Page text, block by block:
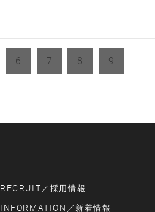
6 7 8 9
RECRUIT ／採用情報
INFORMATION ／新着情報